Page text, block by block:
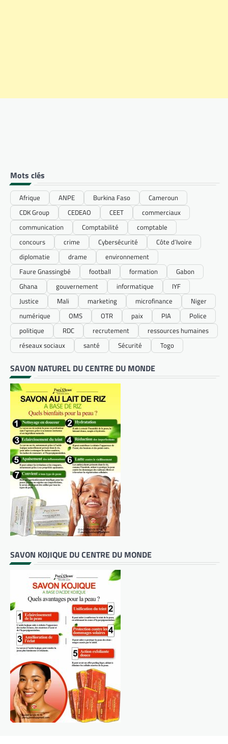
Mots clés
Afrique ANPE Burkina Faso
Cameroun
CDK Group
CEDEAO CEET
commerciaux
communication
Comptabilité
comptable
concours
crime Cybersécurité
Côte d’Ivoire
diplomatie
drame
environnement
Faure Gnassingbé
football formation
Gabon
Ghana
gouvernement informatique
IYF
Justice
Mali marketing microfinance
Niger
numérique
OMS OTR paix PIA
Police
politique
RDC recrutement
ressources humaines
réseaux sociaux
santé Sécurité Togo
SAVON NATUREL DU CENTRE DU MONDE
SAVON KOJIQUE DU CENTRE DU MONDE